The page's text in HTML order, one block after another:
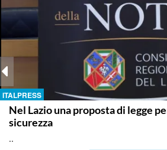
ITALPRESS
Nel Lazio una proposta di legge
sicurezza
..